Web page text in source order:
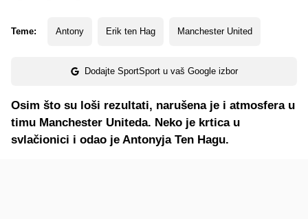
Teme: Antony Erik ten Hag Manchester United
Dodajte SportSport u vaš Google izbor
Osim što su loši rezultati, narušena je i atmosfera u
timu Manchester Uniteda. Neko je krtica u
svlačionici i odao je Antonyja Ten Hagu.